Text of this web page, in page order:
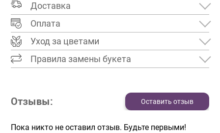
Доставка
Оплата
Уход за цветами
Правила замены букета
Отзывы: Оставить отзыв
Пока никто не оставил отзыв. Будьте первыми!